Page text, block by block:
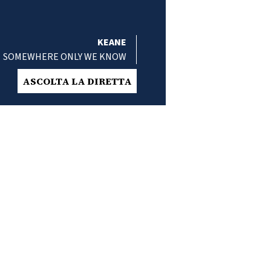
KEANE
SOMEWHERE ONLY WE KNOW
ASCOLTA LA DIRETTA